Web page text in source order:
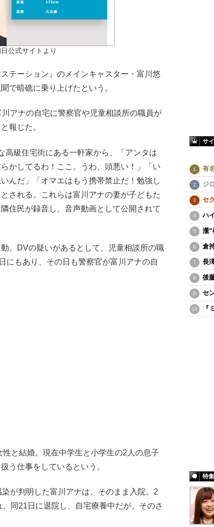
公式サイトより
テーション』のメインキャスター・富川悠
で暗礁に乗り上げたという。
アナの自宅に警察官や児童相談所の職員が
報じた。
級住宅街にある一軒家から、「アンタは
かしてるわ！ここ。うわ、頭悪い！」「い
んだ」「オマエはもう携帯禁止だ！勉強し
される。これらは富川アナの妻が子どもた
住民が録音し、音声動画として公開されて
。DVの疑いがあるとして、児童相談所の職
にもあり、その日も警察官が富川アナの自
と結婚。現在中学生と小学生の2人の息子
う仕事をしているという。
が判明した富川アナは、そのまま入院。2
同21日に退院し、自宅療養中だが、そのさ
サ
有
ジ
セ
ハ
瀧“
倉
長
後
セ
『
特集